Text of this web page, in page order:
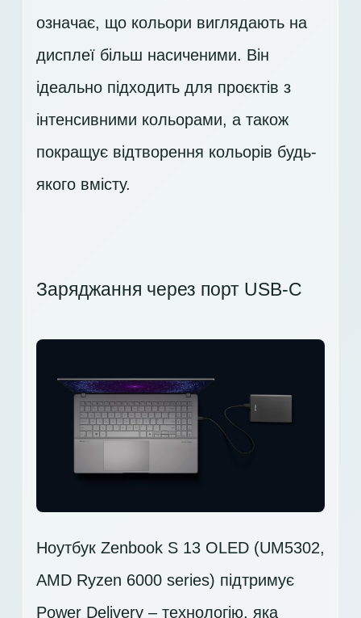
означає, що кольори виглядають на
дисплеї більш насиченими. Він
ідеально підходить для проєктів з
інтенсивними кольорами, а також
покращує відтворення кольорів будь-
якого вмісту.
Заряджання через порт USB-C
Ноутбук Zenbook S 13 OLED (UM5302,
AMD Ryzen 6000 series) підтримує
Power Delivery – технологію, яка